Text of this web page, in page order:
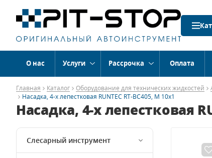
О нас Услуги Рассрочка Оплата
Главная Каталог Оборудование для технических жидкостей
Насадка, 4-х лепестковая RUNTEC RT-BC405, М 10х1
Насадка, 4-х лепестковая
Слесарный инструмент